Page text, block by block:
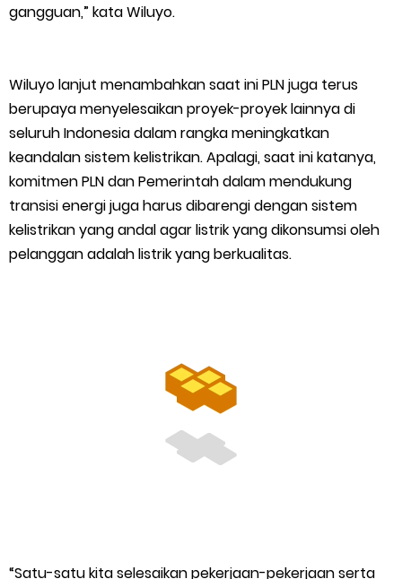
Kepulauan Meranti, Edukasi Anak TK Selamatkan Mangrove
Kapolres Kep. Meranti Besuk Tokoh Masyarakat H. Katan di
RSUD Selatpanjang
Polsek Sabak Auh Bersama UPTD Pertanian Siapkan Lahan
Jagung 1,5 Hektare, Dukung Ketahanan Pangan
Polsek Kawasan Pelabuhan Tembilahan Perkuat Ketahanan
Pangan Lewat Pendampingan Budidaya Jagung
Bupati Asmar Jenguk Tokoh dan Warga Meranti yang Dirawat
gangguan,” kata Wiluyo.
Wiluyo lanjut menambahkan saat ini PLN juga terus
berupaya menyelesaikan proyek-proyek lainnya di
seluruh Indonesia dalam rangka meningkatkan
keandalan sistem kelistrikan. Apalagi, saat ini katanya,
komitmen PLN dan Pemerintah dalam mendukung
transisi energi juga harus dibarengi dengan sistem
kelistrikan yang andal agar listrik yang dikonsumsi oleh
pelanggan adalah listrik yang berkualitas.
“Satu-satu kita selesaikan pekerjaan-pekerjaan serta